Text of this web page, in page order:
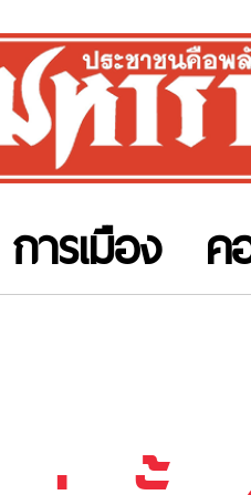
การเมือง ค